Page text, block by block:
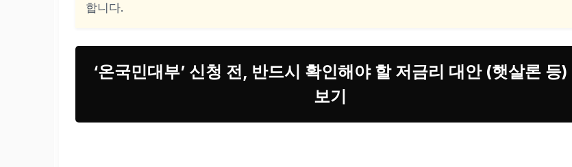
합니다.
‘온국민대부’ 신청 전, 반드시 확인해야 할 저금리 대안 (햇살론 등)
보기